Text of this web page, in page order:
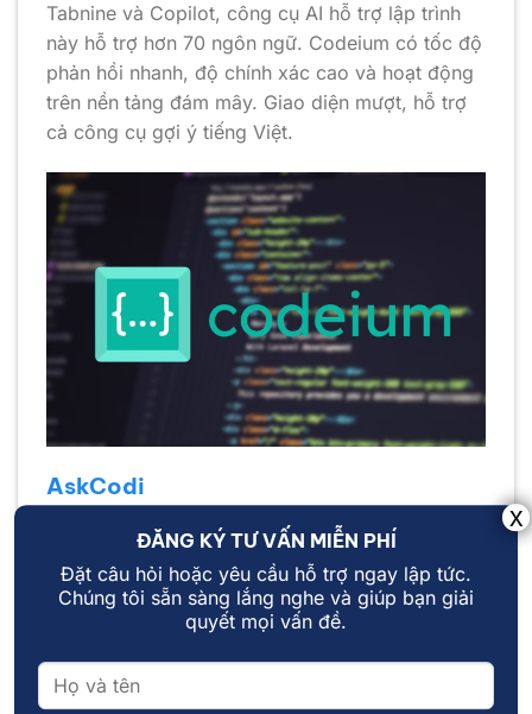
Tabnine và Copilot, công cụ AI hỗ trợ lập trình
này hỗ trợ hơn 70 ngôn ngữ. Codeium có tốc độ
phản hồi nhanh, độ chính xác cao và hoạt động
trên nền tảng đám mây. Giao diện mượt, hỗ trợ
cả công cụ gợi ý tiếng Việt.
AskCodi
AskCodi là trợ lý AI hỗ trợ viết code, SQL query,
documentation và thậm chí là tạo biểu thức
regex. Công cụ phù hợp với những người mới
học lập trình và cả những lập trình viên cần hỗ
diện web tiện dụng.
ĐĂNG KÝ TƯ VẤN MIỄN PHÍ
Đặt câu hỏi hoặc yêu cầu hỗ trợ ngay lập tức.
Chúng tôi sẵn sàng lắng nghe và giúp bạn giải
quyết mọi vấn đề.